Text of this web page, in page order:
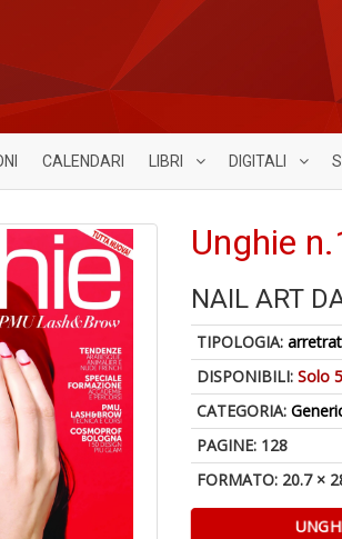
CALENDARI LIBRI DIGITALI
Unghie
NAIL ART
TIPOLOGIA:
DISPONIBILI:Solo
CATEGORIA:
PAGINE: 128
FORMATO: 20.7 ×